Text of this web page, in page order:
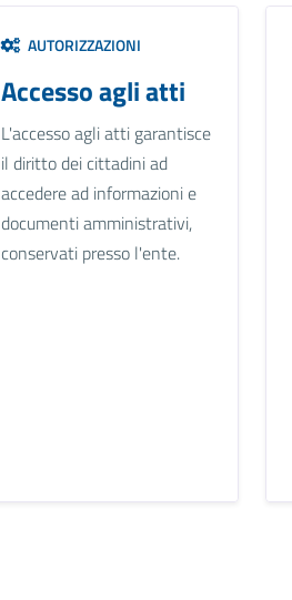
AUTORIZZAZIONI
Accesso agli atti
L'accesso agli atti garantisce
il diritto dei cittadini ad
accedere ad informazioni e
documenti amministrativi,
conservati presso l'ente.